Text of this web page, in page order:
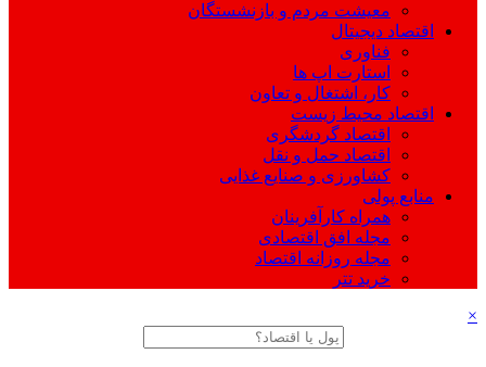
معیشت مردم و بازنشستگان
اقتصاد دیجیتال
فناوری
استارت اپ ها
کار، اشتغال و تعاون
اقتصاد محیط زیست
اقتصاد گردشگری
اقتصاد حمل و نقل
کشاورزی و صنایع غذایی
منابع پولی
همراه کارآفرینان
مجله افق اقتصادی
مجله روزانه اقتصاد
خرید تتر
×